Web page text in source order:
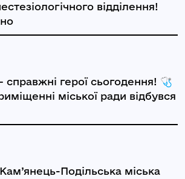
відділення!
герої сьогодення! 🩺
міської ради відбувся
Подільська міська